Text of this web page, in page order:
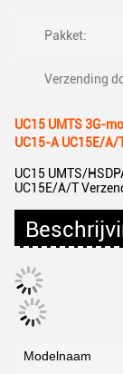
Pakket:
Verzending
UC15 UMTS 3G-
UC15-A UC15E/A/
UC15 UMTS/
UC15E/A/T
Modelnaam